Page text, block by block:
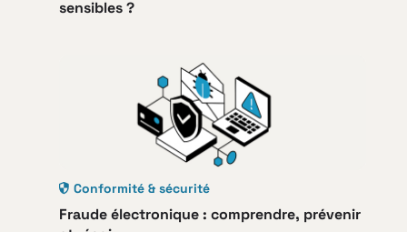
sensibles ?
Conformité & sécurité
Fraude électronique : comprendre, prévenir